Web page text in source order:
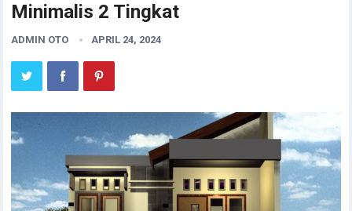
Minimalis 2 Tingkat
ADMIN OTO APRIL 24, 2024